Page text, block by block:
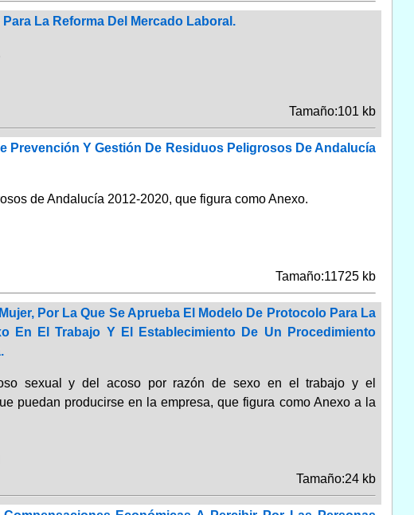
La Reforma Del Mercado Laboral.
Tamaño:101 kb
Prevención Y Gestión De Residuos Peligrosos De Andalucía
de Andalucía 2012-2020, que figura como Anexo.
Tamaño:11725 kb
Por La Que Se Aprueba El Modelo De Protocolo Para La
En El Trabajo Y El Establecimiento De Un Procedimiento
sexual y del acoso por razón de sexo en el trabajo y el
puedan producirse en la empresa, que figura como Anexo a la
Tamaño:24 kb